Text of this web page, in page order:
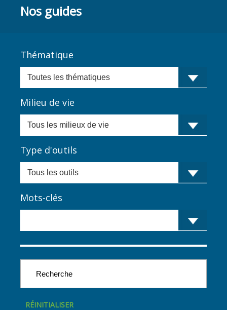
Nos guides
Thématique
Milieu de vie
Type d'outils
Mots-clés
RÉINITIALISER